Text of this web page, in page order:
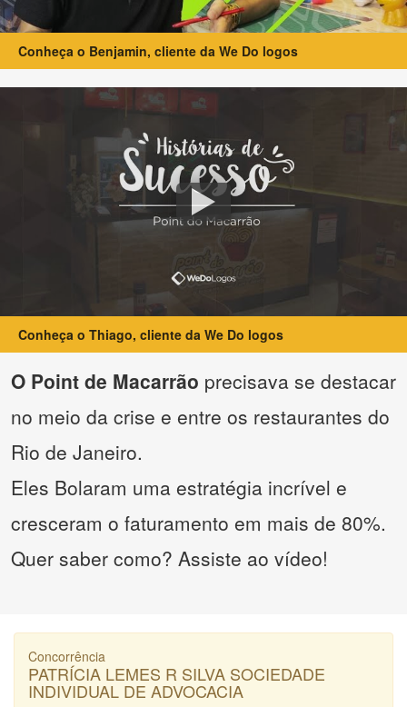
Conheça o Benjamin, cliente da We Do logos
Conheça o Thiago, cliente da We Do logos
O Point de Macarrão precisava se destacar
no meio da crise e entre os restaurantes do
Rio de Janeiro.
Eles Bolaram uma estratégia incrível e
cresceram o faturamento em mais de 80%.
Quer saber como? Assiste ao vídeo!
Concorrência
PATRÍCIA LEMES R SILVA SOCIEDADE
INDIVIDUAL DE ADVOCACIA